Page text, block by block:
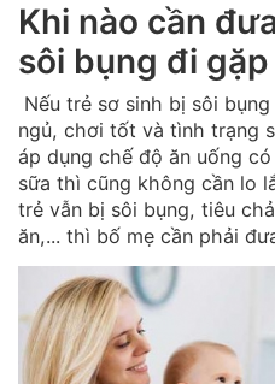
Khi nào cần
sôi bụng đi gặp
Nếu trẻ sơ sinh bị sôi
ngủ, chơi tốt và tình trạng
áp dụng chế độ ăn uống
sữa thì cũng không cần lo
trẻ vẫn bị sôi bụng, tiêu
ăn,... thì bố mẹ cần phải